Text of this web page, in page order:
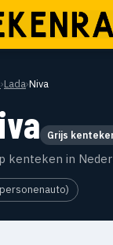
›Lada›Niva
Grijs
kenteken in